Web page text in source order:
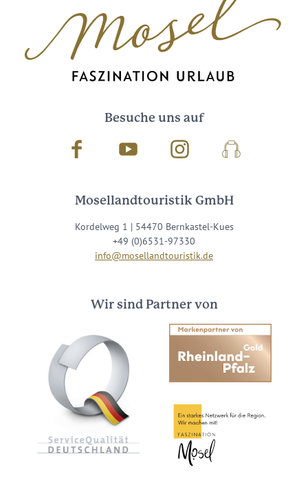
Besuche uns auf
Facebook Youtube InstagramPodcast
Mosellandtouristik GmbH
Kordelweg 1 | 54470 Bernkastel-Kues
+49 (0)6531-97330
info@mosellandtouristik.de
Wir sind Partner von